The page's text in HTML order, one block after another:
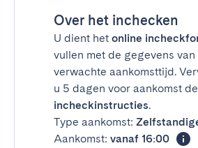
Over het inchecken
U dient het online
vullen met de gegevens
verwachte aankomsttijd.
u 5 dagen voor aankomst de
incheckinstructies.
Type aankomst:
Aankomst: vanaf 16:00